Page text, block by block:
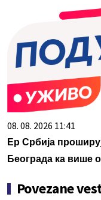
08. 08. 2026 11:41
Ер Србија
Београда ка више
Povezane